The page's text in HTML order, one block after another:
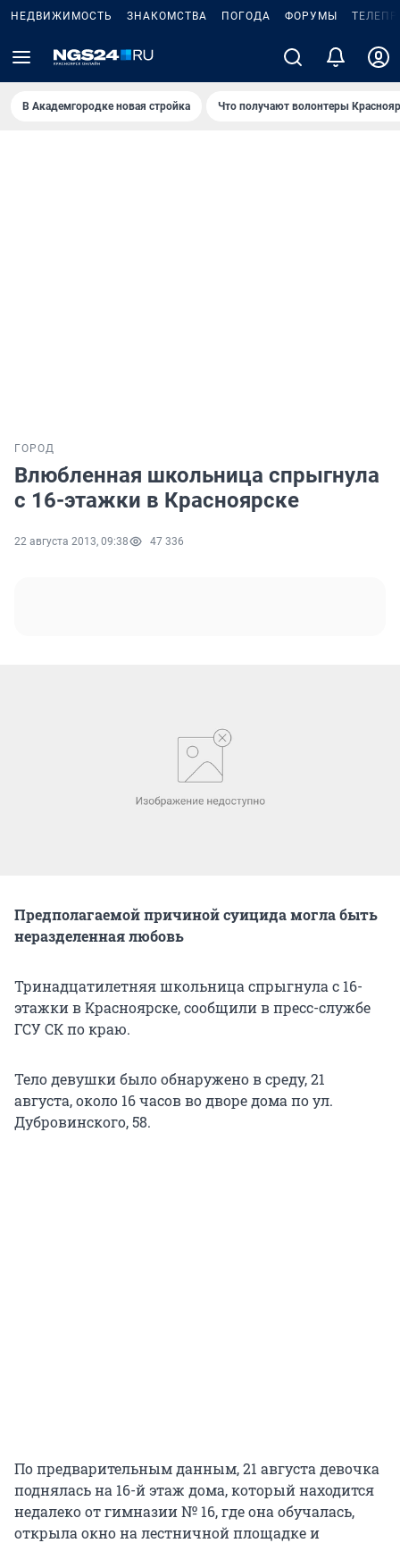
НЕДВИЖИМОСТЬ ЗНАКОМСТВА ПОГОДА ФОРУМЫ
В Академгородке новая стройка Что получают волонтеры
ГОРОД
Влюбленная школьница спрыгнула
с 16-этажки в Красноярске
22 августа 2013, 09:38 47 336
Предполагаемой причиной суицида могла быть
неразделенная любовь
Тринадцатилетняя школьница спрыгнула с 16-
этажки в Красноярске, сообщили в пресс-службе
ГСУ СК по краю.
Тело девушки было обнаружено в среду, 21
августа, около 16 часов во дворе дома по ул.
Дубровинского, 58.
По предварительным данным, 21 августа девочка
поднялась на 16-й этаж дома, который находится
недалеко от гимназии № 16, где она обучалась,
открыла окно на лестничной площадке и